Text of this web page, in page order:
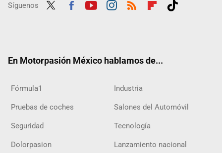
Síguenos
En Motorpasión México hablamos de...
Fórmula1 Industria
Pruebas de coches Salones del Automóvil
Seguridad Tecnología
Dolorpasion Lanzamiento nacional